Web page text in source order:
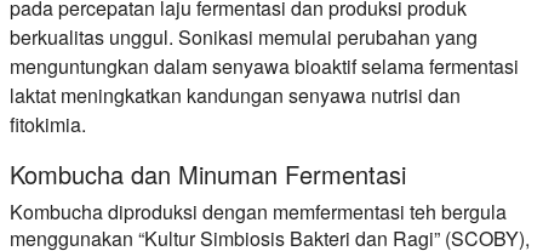
pada percepatan laju fermentasi dan produksi produk
berkualitas unggul. Sonikasi memulai perubahan yang
menguntungkan dalam senyawa bioaktif selama fermentasi
laktat meningkatkan kandungan senyawa nutrisi dan
fitokimia.
Kombucha dan Minuman Fermentasi
Kombucha diproduksi dengan memfermentasi teh bergula
menggunakan “Kultur Simbiosis Bakteri dan Ragi” (SCOBY),